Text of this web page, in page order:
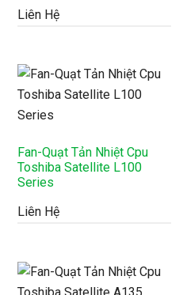
Liên Hệ
Fan-Quạt Tản Nhiệt Cpu
Toshiba Satellite L100
Series
Liên Hệ